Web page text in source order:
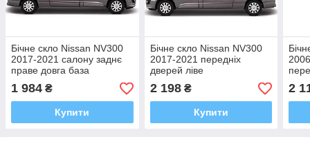
Бічне скло Nissan NV300
2017-2021 салону заднє
праве довга база
1 984 ₴
Купити
Бічне скло Nissan NV300
2017-2021 передніх
дверей ліве
2 198₴
Купити
база
2